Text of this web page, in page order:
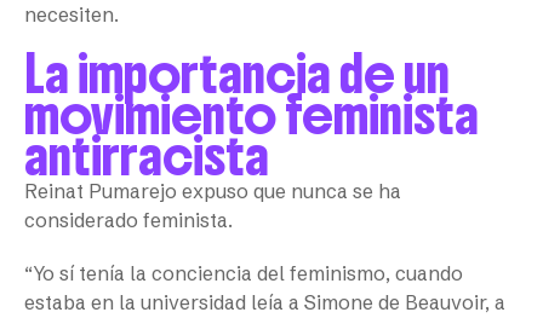
necesiten.
La importancia de un
movimiento feminista
antirracista
Reinat Pumarejo expuso que nunca se ha
considerado feminista.
“Yo sí tenía la conciencia del feminismo, cuando
estaba en la universidad leía a Simone de Beauvoir, a